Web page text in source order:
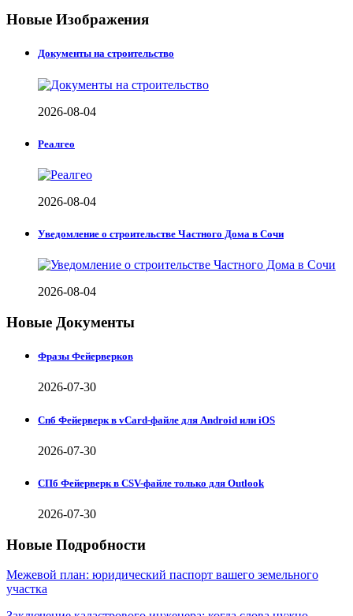
Новые Изображения
Документы на строительство
2026-08-04
Реалгео
2026-08-04
Уведомление о строительстве Частного Дома в Сочи
2026-08-04
Новые Документы
Фразы Фейерверков
2026-07-30
Спб Фейерверк в vCard-файле для Android или iOS
2026-07-30
СПб Фейерверк в CSV-файле только для Outlook
2026-07-30
Новые Подробности
Межевой план: юридический паспорт вашего земельного
участка